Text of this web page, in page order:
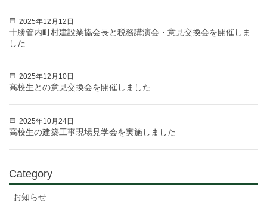
2025年12月12日
十勝管内町村建設業協会長と税務講演会・意見交換会を開催しま
した
2025年12月10日
高校生との意見交換会を開催しました
2025年10月24日
高校生の建築工事現場見学会を実施しました
Category
お知らせ